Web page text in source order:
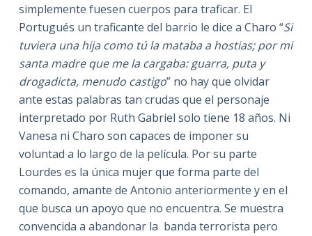
simplemente fuesen cuerpos para traficar. El
Portugués un traficante del barrio le dice a Charo “Si
tuviera una hija como tú la mataba a hostias; por mi
santa madre que me la cargaba: guarra, puta y
drogadicta, menudo castigo” no hay que olvidar
ante estas palabras tan crudas que el personaje
interpretado por Ruth Gabriel solo tiene 18 años. Ni
Vanesa ni Charo son capaces de imponer su
voluntad a lo largo de la película. Por su parte
Lourdes es la única mujer que forma parte del
comando, amante de Antonio anteriormente y en el
que busca un apoyo que no encuentra. Se muestra
convencida a abandonar la banda terrorista pero